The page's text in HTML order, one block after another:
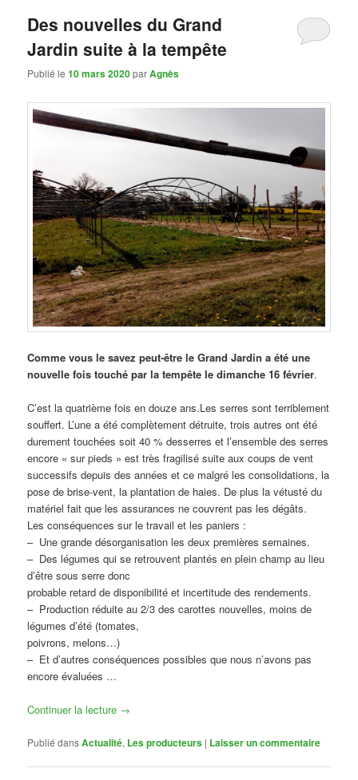
Des nouvelles du Grand
Jardin suite à la tempête
Publié le10 mars 2020parAgnès
Comme vous le savez peut-être le Grand Jardin a été une
nouvelle fois touché par la tempête le dimanche 16 février.
C’est la quatrième fois en douze ans.Les serres sont terriblement
souffert. L’une a été complètement détruite, trois autres ont été
durement touchées soit 40 % desserres et l’ensemble des serres
encore « sur pieds » est très fragilisé suite aux coups de vent
successifs depuis des années et ce malgré les consolidations, la
pose de brise-vent, la plantation de haies. De plus la vétusté du
matériel fait que les assurances ne couvrent pas les dégâts.
Les conséquences sur le travail et les paniers :
– Une grande désorganisation les deux premières semaines.
– Des légumes qui se retrouvent plantés en plein champ au lieu
d’être sous serre donc
probable retard de disponibilité et incertitude des rendements.
– Production réduite au 2/3 des carottes nouvelles, moins de
légumes d’été (tomates,
poivrons, melons…)
– Et d’autres conséquences possibles que nous n’avons pas
encore évaluées …
Continuer la lecture →
Publié dansActualité, Les producteurs | Laisser un commentaire